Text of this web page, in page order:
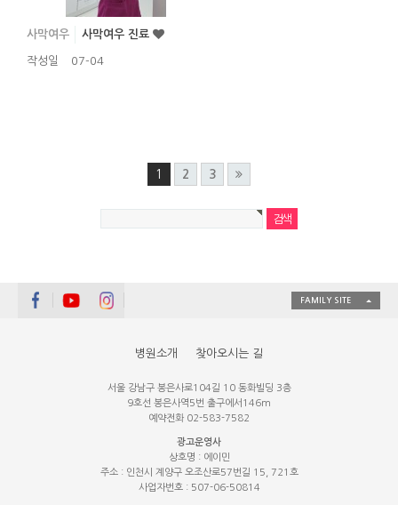
사막여우 사막여우 진료
작성일 07-04
1 2 3
FAMILY SITE
병원소개 찾아오시는 길
서울 강남구 봉은사로104길 10 동화빌딩 3층
9호선 봉은사역5번 출구에서146m
예약전화 02-583-7582
광고운영사
상호명 : 에이민
주소 : 인천시 계양구 오조산로57번길 15, 721호
사업자번호 : 507-06-50814